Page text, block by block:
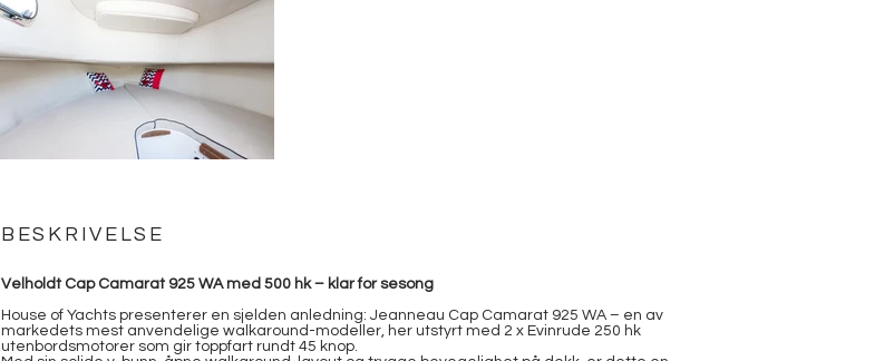
BESKRIVELSE
Velholdt Cap Camarat 925 WA med 500 hk – klar for sesong
House of Yachts presenterer en sjelden anledning: Jeanneau Cap Camarat 925 WA – en av
markedets mest anvendelige walkaround-modeller, her utstyrt med 2 x Evinrude 250 hk
utenbordsmotorer som gir toppfart rundt 45 knop.